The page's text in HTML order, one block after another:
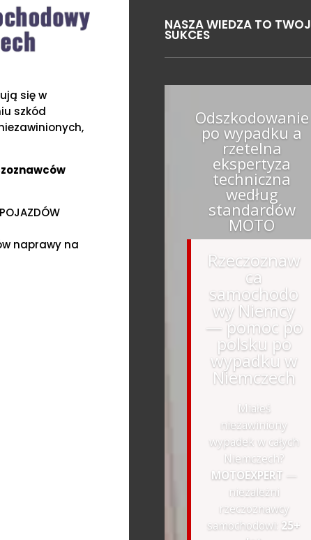
się w
szkód
naprawy na
NASZA WIEDZA TO TWOJ
SUKCES
Odszkodowanie
po wypadku a
rzetelna
ekspertyza
techniczna
według
standardów
MOTO
Rzeczoznaw
ca
samochodo
wy Niemcy
— pomoc po
polsku po
wypadku w
Niemczech
Miałeś
niezawiniony
wypadek w całych
Niemczech?
MOTOEXPERT —
niezależni
rzeczoznawcy
samochodowi: 25+